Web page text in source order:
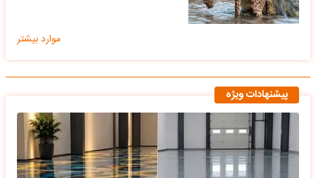
موارد بیشتر
پیشنهادات ویژه